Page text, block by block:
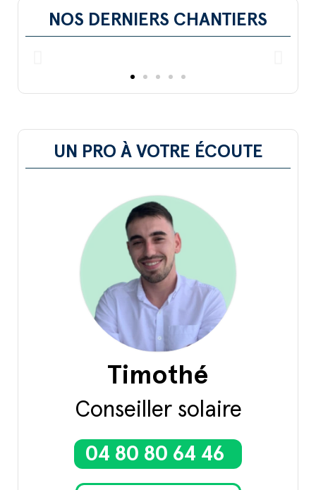
NOS DERNIERS CHANTIERS
UN PRO À VOTRE ÉCOUTE
Timothé
Conseiller solaire
04 80 80 64 46